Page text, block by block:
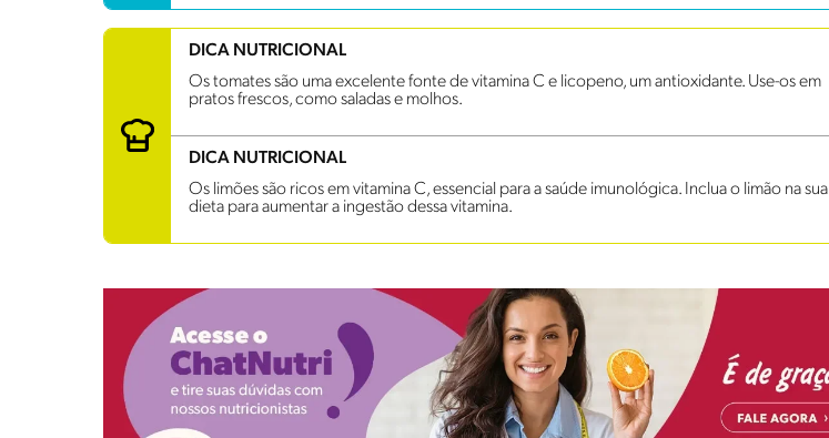
DICA NUTRICIONAL
Os tomates são uma excelente fonte de vitamina C e licopeno, um antioxidante. Use-os em
pratos frescos, como saladas e molhos.
DICA NUTRICIONAL
Os limões são ricos em vitamina C, essencial para a saúde imunológica. Inclua o limão na sua
dieta para aumentar a ingestão dessa vitamina.